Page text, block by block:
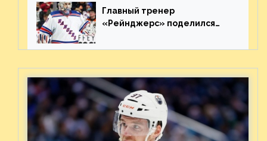
Главный тренер
«Рейнджерс» поделился
предстоящего финала